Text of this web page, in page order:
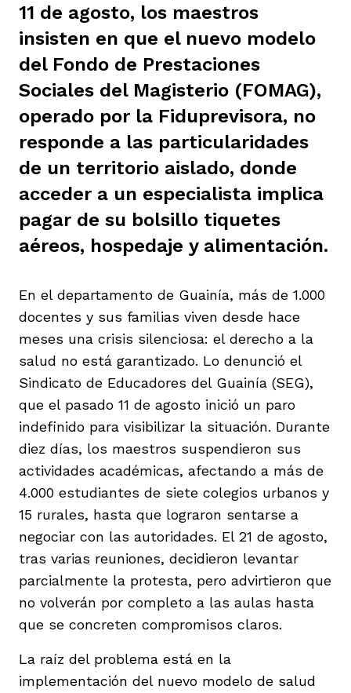
11 de agosto, los maestros
insisten en que el nuevo modelo
del Fondo de Prestaciones
Sociales del Magisterio (FOMAG),
operado por la Fiduprevisora, no
responde a las particularidades
de un territorio aislado, donde
acceder a un especialista implica
pagar de su bolsillo tiquetes
aéreos, hospedaje y alimentación.
En el departamento de Guainía, más de 1.000
docentes y sus familias viven desde hace
meses una crisis silenciosa: el derecho a la
salud no está garantizado. Lo denunció el
Sindicato de Educadores del Guainía (SEG),
que el pasado 11 de agosto inició un paro
indefinido para visibilizar la situación. Durante
diez días, los maestros suspendieron sus
actividades académicas, afectando a más de
4.000 estudiantes de siete colegios urbanos y
15 rurales, hasta que lograron sentarse a
negociar con las autoridades. El 21 de agosto,
tras varias reuniones, decidieron levantar
parcialmente la protesta, pero advirtieron que
no volverán por completo a las aulas hasta
que se concreten compromisos claros.
La raíz del problema está en la
implementación del nuevo modelo de salud
2023
Baja
del Cesar
nuestro contenido